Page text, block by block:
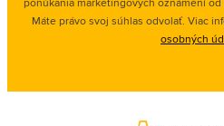
Máte právo svoj súhlas odvolať. Viac
osobných